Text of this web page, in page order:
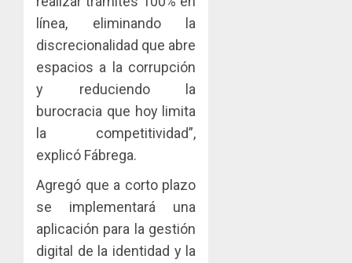
línea, eliminando la
discrecionalidad que abre
espacios a la corrupción
y reduciendo la
burocracia que hoy limita
la competitividad”,
explicó Fábrega.
Agregó que a corto plazo
se implementará una
aplicación para la gestión
digital de la identidad y la